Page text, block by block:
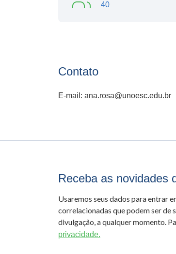
40
Contato
E-mail: ana.rosa@unoesc.edu.br
Receba as novidades
Usaremos seus dados para entrar
correlacionadas que podem ser de
divulgação, a qualquer momento.
privacidade.